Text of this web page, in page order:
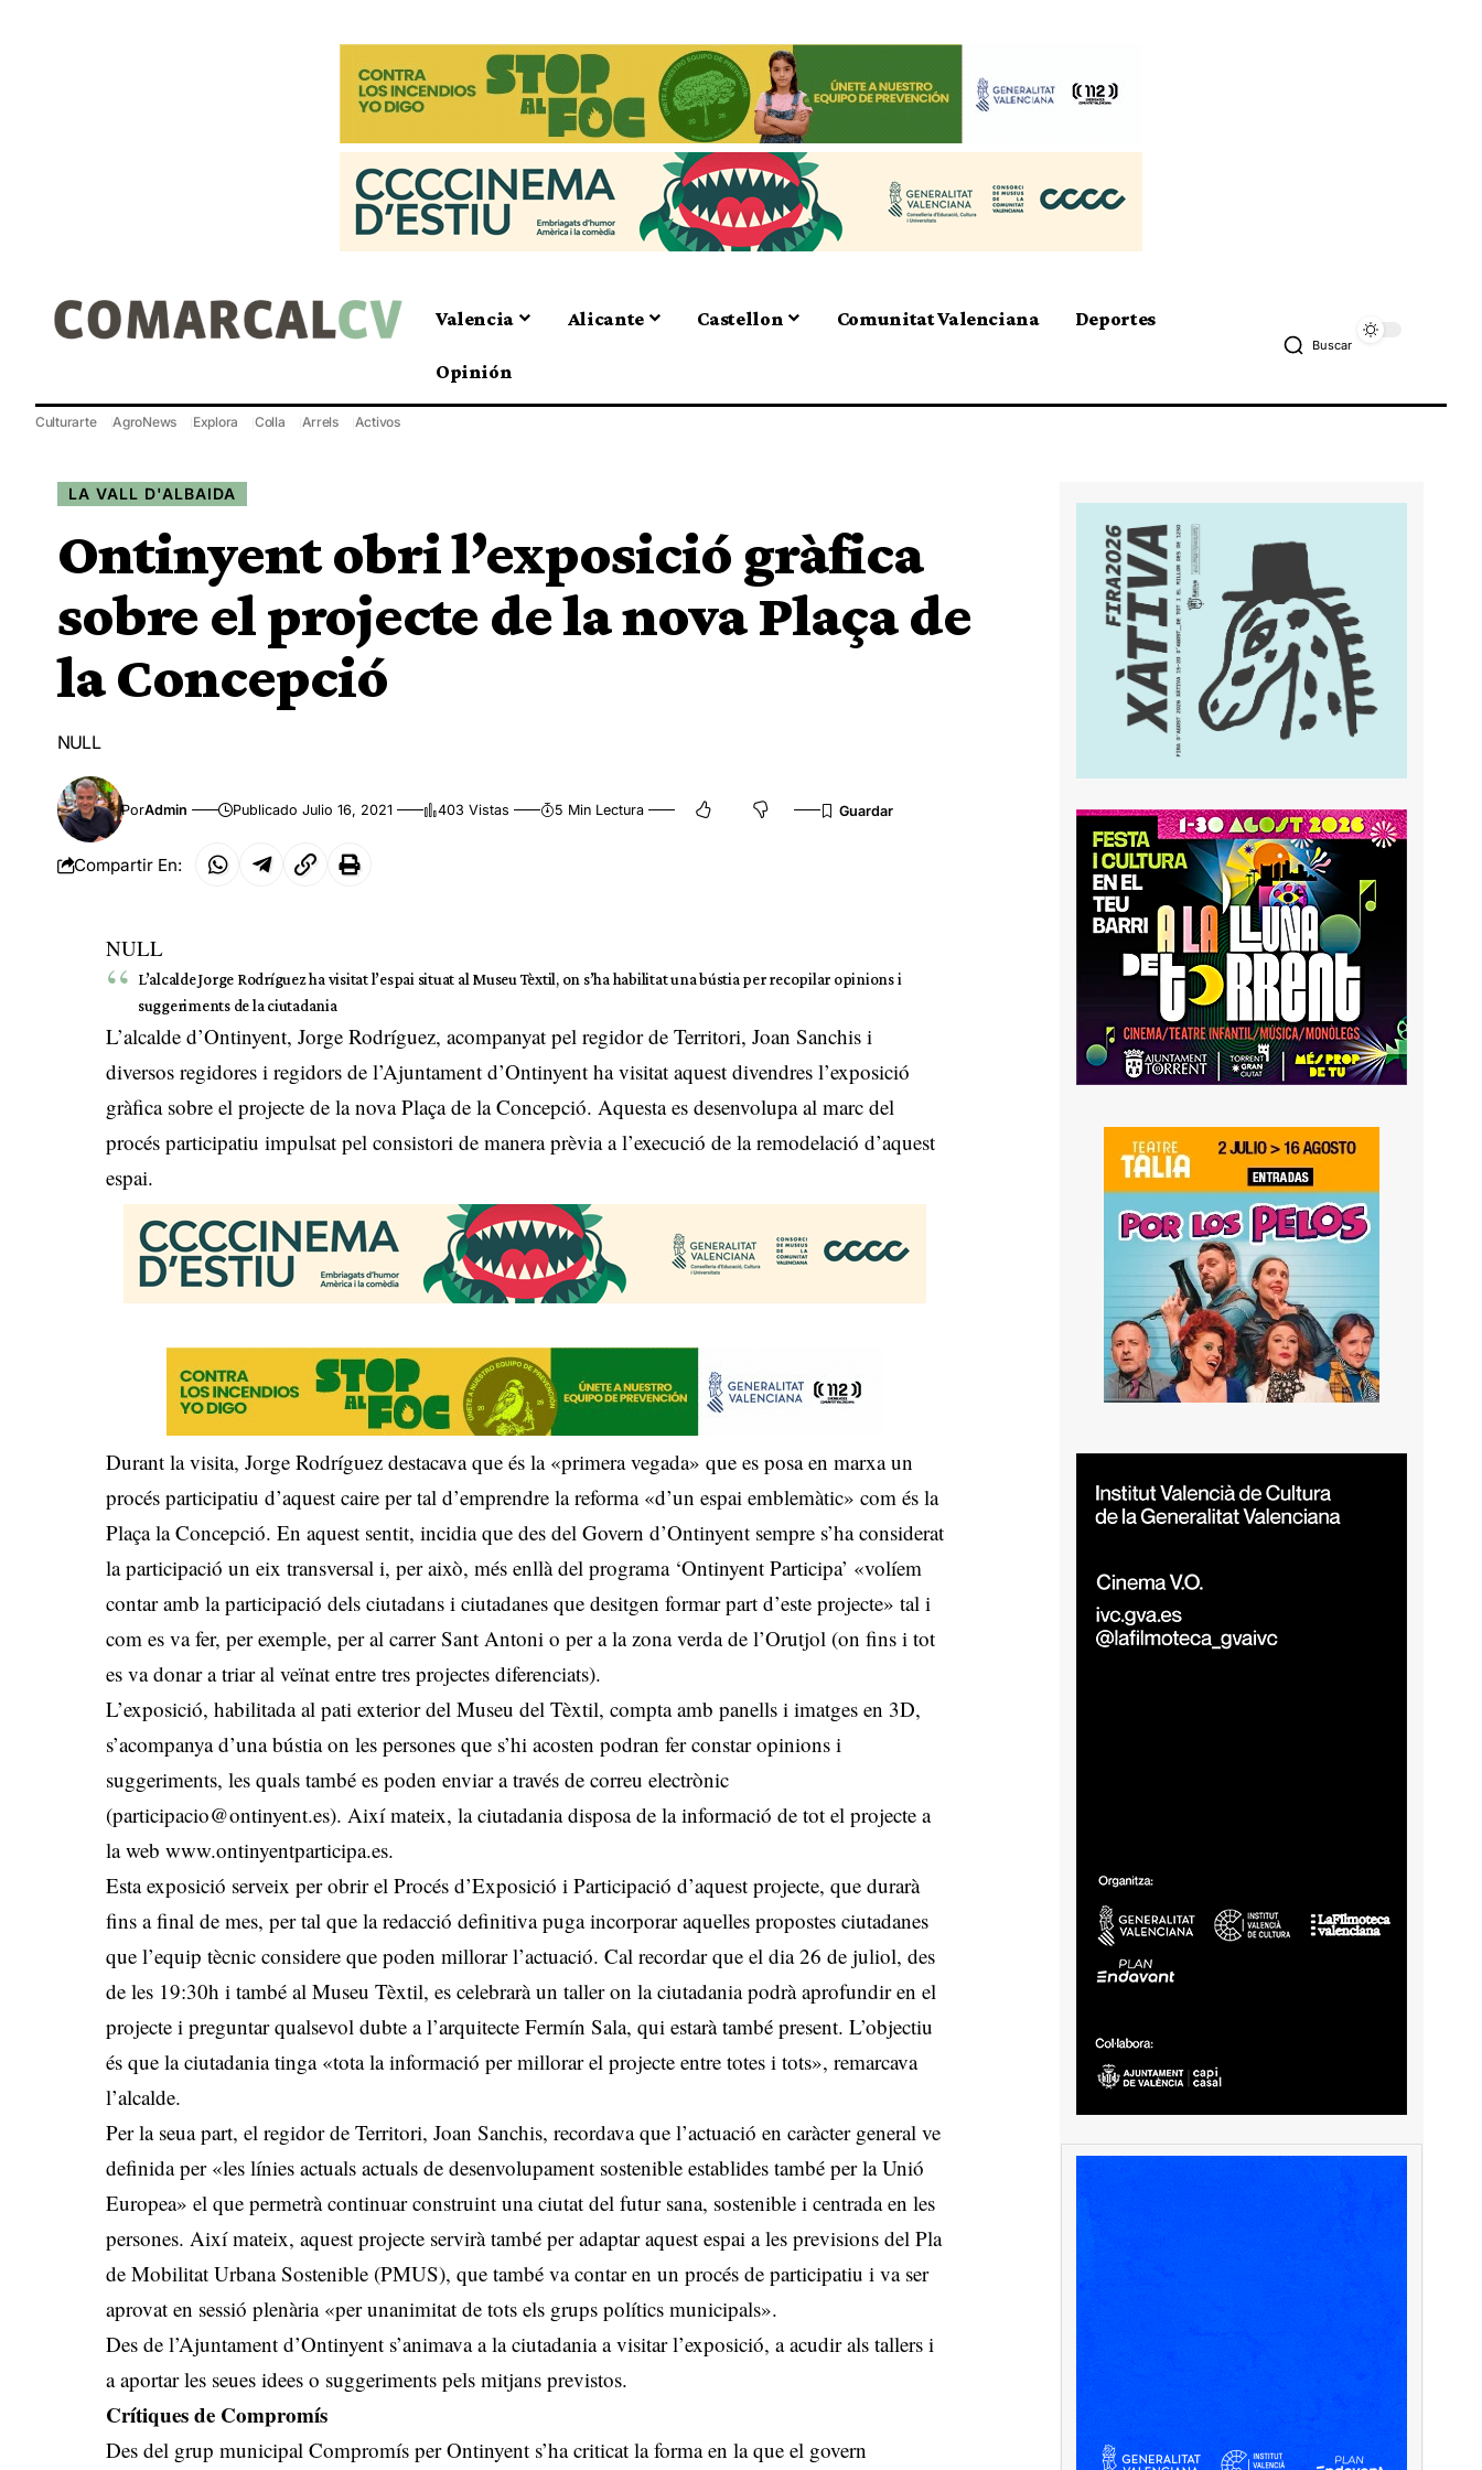
Valencia Alicante Castellon Comunitat Valenciana Deportes
Opinión
Buscar
Culturarte AgroNews Explora Colla Arrels Activos
LA VALL D'ALBAIDA
Ontinyent obri l’exposició gràfica
sobre el projecte de la nova Plaça de
la Concepció
NULL
PorAdmin Publicado Julio 16, 2021 403 Vistas 5 Min Lectura
Compartir En:
NULL
L’alcalde Jorge Rodríguez ha visitat l’espai situat al Museu Tèxtil, on s’ha habilitat una bústia per recopilar opinions i
suggeriments de la ciutadania
L’alcalde d’Ontinyent, Jorge Rodríguez, acompanyat pel regidor de Territori, Joan Sanchis i
diversos regidores i regidors de l’Ajuntament d’Ontinyent ha visitat aquest divendres l’exposició
gràfica sobre el projecte de la nova Plaça de la Concepció. Aquesta es desenvolupa al marc del
procés participatiu impulsat pel consistori de manera prèvia a l’execució de la remodelació d’aquest
espai.
Durant la visita, Jorge Rodríguez destacava que és la «primera vegada» que es posa en marxa un
procés participatiu d’aquest caire per tal d’emprendre la reforma «d’un espai emblemàtic» com és la
Plaça la Concepció. En aquest sentit, incidia que des del Govern d’Ontinyent sempre s’ha considerat
la participació un eix transversal i, per això, més enllà del programa ‘Ontinyent Participa’ «volíem
contar amb la participació dels ciutadans i ciutadanes que desitgen formar part d’este projecte» tal i
com es va fer, per exemple, per al carrer Sant Antoni o per a la zona verda de l’Orutjol (on fins i tot
es va donar a triar al veïnat entre tres projectes diferenciats).
L’exposició, habilitada al pati exterior del Museu del Tèxtil, compta amb panells i imatges en 3D,
s’acompanya d’una bústia on les persones que s’hi acosten podran fer constar opinions i
suggeriments, les quals també es poden enviar a través de correu electrònic
(participacio@ontinyent.es). Així mateix, la ciutadania disposa de la informació de tot el projecte a
la webwww.ontinyentparticipa.es.
Esta exposició serveix per obrir el Procés d’Exposició i Participació d’aquest projecte, que durarà
fins a final de mes, per tal que la redacció definitiva puga incorporar aquelles propostes ciutadanes
que l’equip tècnic considere que poden millorar l’actuació. Cal recordar que el dia 26 de juliol, des
de les 19:30h i també al Museu Tèxtil, es celebrarà un taller on la ciutadania podrà aprofundir en el
projecte i preguntar qualsevol dubte a l’arquitecte Fermín Sala, qui estarà també present. L’objectiu
és que la ciutadania tinga «tota la informació per millorar el projecte entre totes i tots», remarcava
l’alcalde.
Per la seua part, el regidor de Territori, Joan Sanchis, recordava que l’actuació en caràcter general ve
definida per «les línies actuals actuals de desenvolupament sostenible establides també per la Unió
Europea» el que permetrà continuar construint una ciutat del futur sana, sostenible i centrada en les
persones. Així mateix, aquest projecte servirà també per adaptar aquest espai a les previsions del Pla
de Mobilitat Urbana Sostenible (PMUS), que també va contar en un procés de participatiu i va ser
aprovat en sessió plenària «per unanimitat de tots els grups polítics municipals».
Des de l’Ajuntament d’Ontinyent s’animava a la ciutadania a visitar l’exposició, a acudir als tallers i
a aportar les seues idees o suggeriments pels mitjans previstos.
Crítiques de Compromís
Des del grup municipal Compromís per Ontinyent s’ha criticat la forma en la que el govern